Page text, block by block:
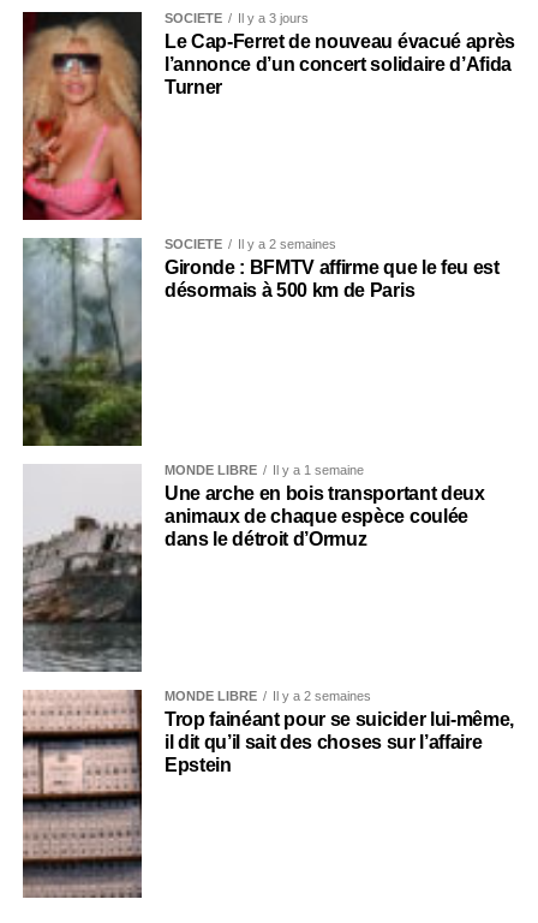
SOCIÉTÉ Il y a 3 jours
Le Cap-Ferret de nouveau évacué après
l’annonce d’un concert solidaire d’Afida
Turner
SOCIÉTÉ Il y a 2 semaines
Gironde : BFMTV affirme que le feu est
désormais à 500 km de Paris
MONDE LIBRE Il y a 1 semaine
Une arche en bois transportant deux
animaux de chaque espèce coulée
dans le détroit d’Ormuz
MONDE LIBRE Il y a 2 semaines
Trop fainéant pour se suicider lui-même,
il dit qu’il sait des choses sur l’affaire
Epstein